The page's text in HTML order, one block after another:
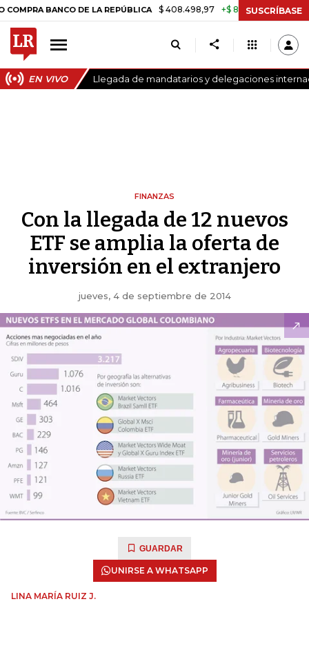
BANCO DE LA REPÚBLICA $ 408.498,97 +$ 8.753,81 +2,19% TASA
SUSCRÍBASE
EN VIVO Llegada de mandatarios y delegaciones
FINANZAS
Con la llegada de 12 nuevos
ETF se amplia la oferta de
inversión en el extranjero
jueves, 4 de septiembre de 2014
GUARDAR
UNIRSE A WHATSAPP
LINA MARÍA RUIZ J.